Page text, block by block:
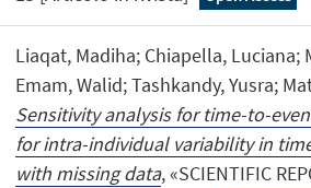
Liaqat, Madiha; Chiapella, Luciana;
Emam, Walid; Tashkandy, Yusra;
Sensitivity analysis for time-to-
for intra-individual variability in
with missing data, «SCIENTIFIC